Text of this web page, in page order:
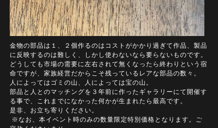
金物の部品は１、２個作るのはコストがかかり過ぎて作品、製品
に反映するのは難しく、しかし使わないなら要らないものです。
どうしても市場の需要に左右されて無くなったら終わりという宿
命ですが、家族経営だからこそ残っているレアな部品の数々。
人によってはゴミの山、人によっては宝の山。
部品と人とのマッチングを３年前に作ったギャラリーにて開催す
る事で、これまでになかった何かが生まれたら最高です。
是非、お立ち寄りください。
※なお、本イベント時のみの数量限定特別価格となります。ご